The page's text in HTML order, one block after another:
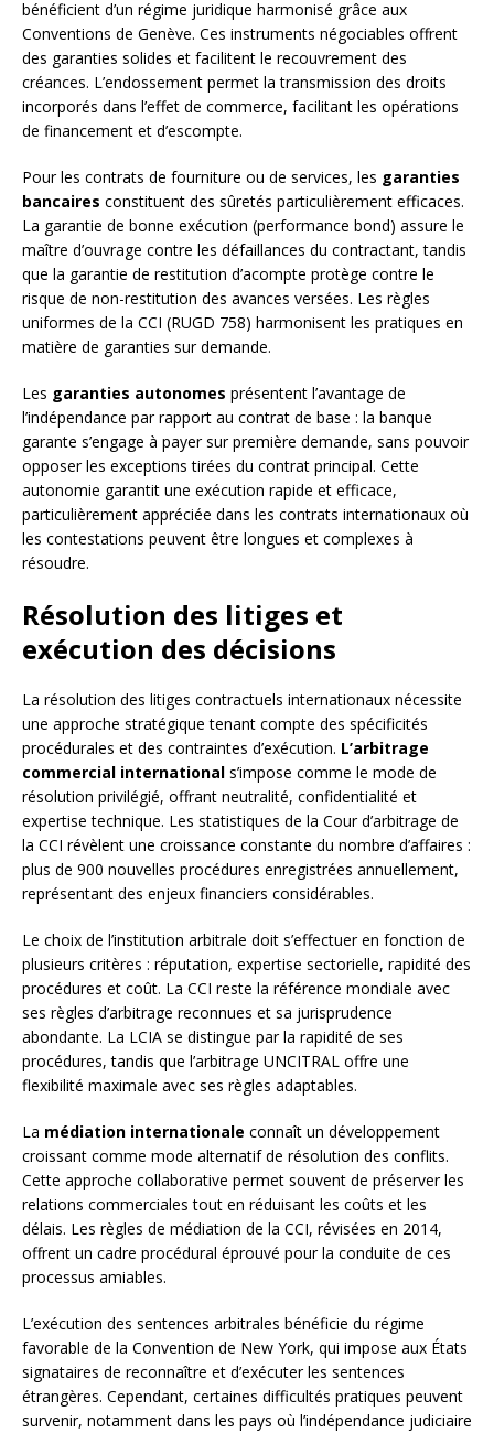
bénéficient d’un régime juridique harmonisé grâce aux
Conventions de Genève. Ces instruments négociables offrent
des garanties solides et facilitent le recouvrement des
créances. L’endossement permet la transmission des droits
incorporés dans l’effet de commerce, facilitant les opérations
de financement et d’escompte.
Pour les contrats de fourniture ou de services, les garanties
bancaires constituent des sûretés particulièrement efficaces.
La garantie de bonne exécution (performance bond) assure le
maître d’ouvrage contre les défaillances du contractant, tandis
que la garantie de restitution d’acompte protège contre le
risque de non-restitution des avances versées. Les règles
uniformes de la CCI (RUGD 758) harmonisent les pratiques en
matière de garanties sur demande.
Les garanties autonomes présentent l’avantage de
l’indépendance par rapport au contrat de base : la banque
garante s’engage à payer sur première demande, sans pouvoir
opposer les exceptions tirées du contrat principal. Cette
autonomie garantit une exécution rapide et efficace,
particulièrement appréciée dans les contrats internationaux où
les contestations peuvent être longues et complexes à
résoudre.
Résolution des litiges et
exécution des décisions
La résolution des litiges contractuels internationaux nécessite
une approche stratégique tenant compte des spécificités
procédurales et des contraintes d’exécution. L’arbitrage
commercial international s’impose comme le mode de
résolution privilégié, offrant neutralité, confidentialité et
expertise technique. Les statistiques de la Cour d’arbitrage de
la CCI révèlent une croissance constante du nombre d’affaires :
plus de 900 nouvelles procédures enregistrées annuellement,
représentant des enjeux financiers considérables.
Le choix de l’institution arbitrale doit s’effectuer en fonction de
plusieurs critères : réputation, expertise sectorielle, rapidité des
procédures et coût. La CCI reste la référence mondiale avec
ses règles d’arbitrage reconnues et sa jurisprudence
abondante. La LCIA se distingue par la rapidité de ses
procédures, tandis que l’arbitrage UNCITRAL offre une
flexibilité maximale avec ses règles adaptables.
La médiation internationale connaît un développement
croissant comme mode alternatif de résolution des conflits.
Cette approche collaborative permet souvent de préserver les
relations commerciales tout en réduisant les coûts et les
délais. Les règles de médiation de la CCI, révisées en 2014,
offrent un cadre procédural éprouvé pour la conduite de ces
processus amiables.
L’exécution des sentences arbitrales bénéficie du régime
favorable de la Convention de New York, qui impose aux États
signataires de reconnaître et d’exécuter les sentences
étrangères. Cependant, certaines difficultés pratiques peuvent
survenir, notamment dans les pays où l’indépendance judiciaire